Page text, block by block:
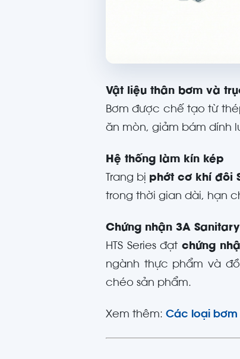
Vật liệu thân bơm và
Bơm được chế tạo từ
ăn mòn, giảm bám dính
Hệ thống làm kín kép
Trang bị phớt cơ khí đôi
trong thời gian dài, hạn
Chứng nhận 3A Sanitary
HTS Series đạt chứng
ngành thực phẩm và
chéo sản phẩm.
Xem thêm: Các loại bơm